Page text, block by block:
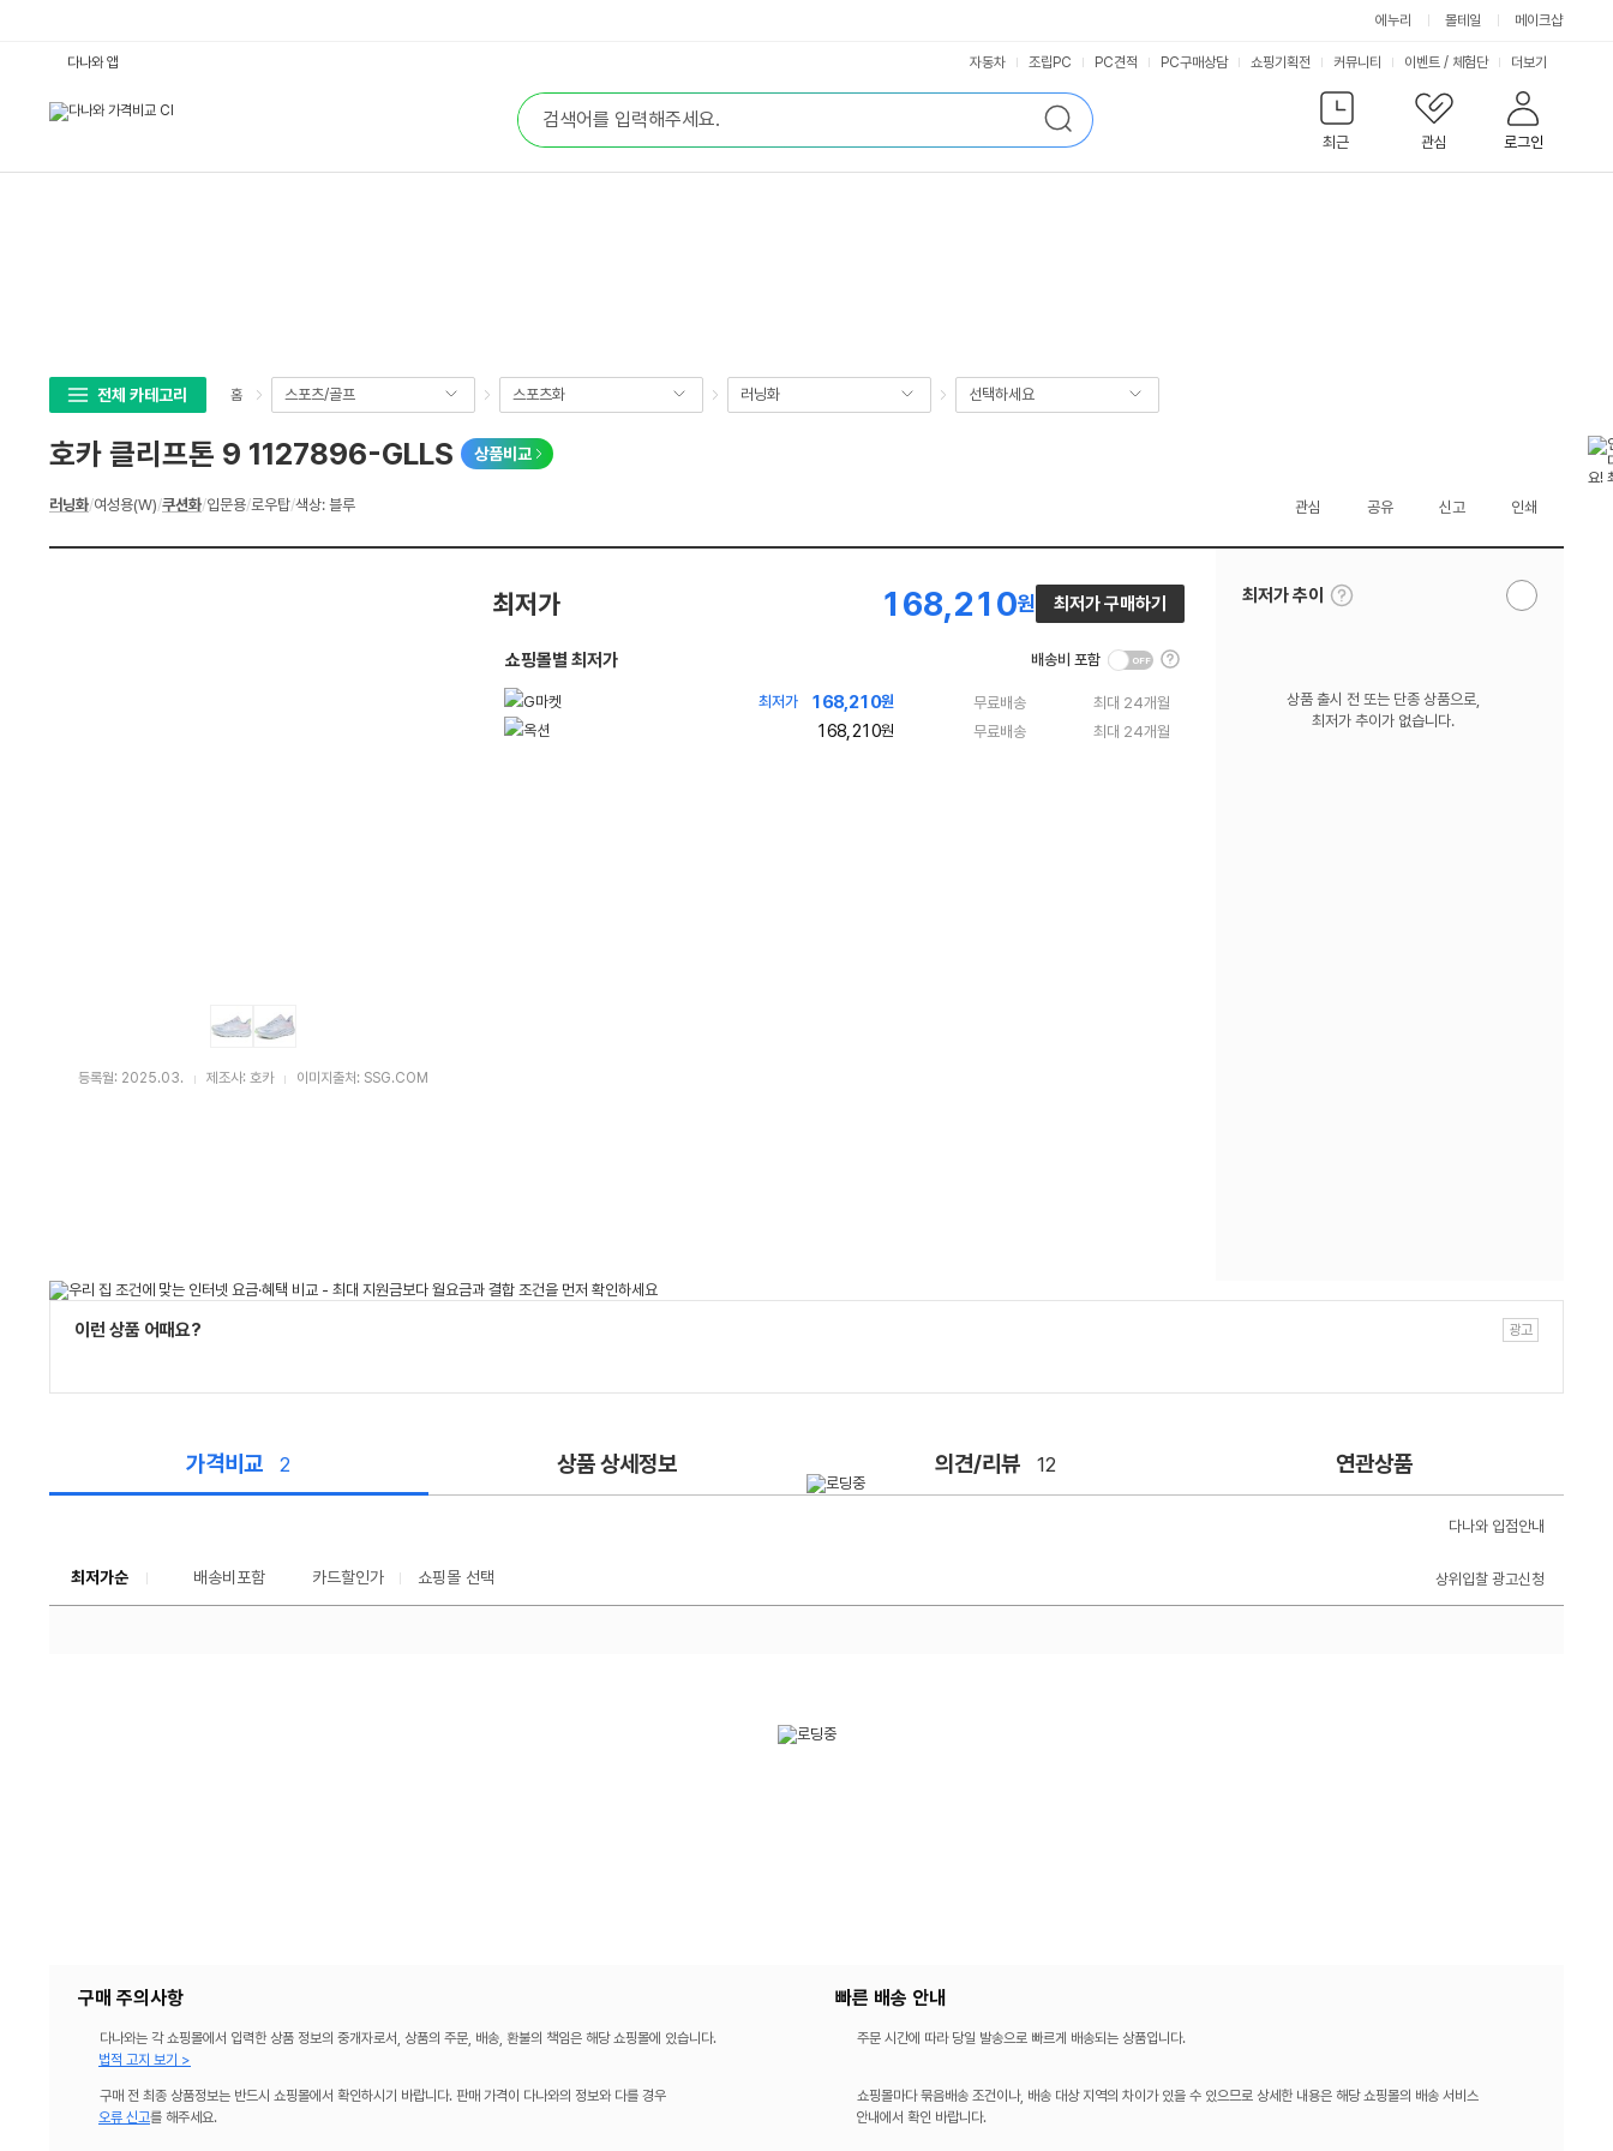
에누리 몰테일
메이크샵
합
검
색
검
색
최근
관심 로그인
다나와 앱 자동차 조립PC PC견적 PC구매상담 쇼핑기획전 커뮤니티 이벤트 / 체험단 서
비
스
더보기
전체 카테고리 홈 스포츠/골프 스포츠화 러닝화 선택하세요
호카 클리프톤 9 1127896-GLLS 상품비교
상
러닝화/여성용(W)/쿠션화/입문용/로우탑/색상: 블루 관심 공유 신고 인쇄
등록월: 2025.03. 제조사: 호카 이미지출처: SSG.COM
최저가 168,210원 최저가 구매하기
쇼핑몰별 최저가 배송비 포함
툴
팁
보
기
최저가 168,210원 무료배송 최대 24개월
168,210원 무료배송 최대 24개월
최저가 추이
툴
팁
알
상품 출시 전 또는 단종 상품으로,
최저가 추이가 없습니다.
이런 상품 어때요?
가격비교 2 상품 상세정보 의견/리뷰 12 연관상품
다나와 입점안내
최저가순 배송비포함 카드할인가 쇼핑몰 선택 상위입찰 광고신청
구매 주의사항
다나와는 각 쇼핑몰에서 입력한 상품 정보의 중개자로서, 상품의 주문, 배송, 환불의 책임은 해당 쇼핑몰에 있습니다.
법적 고지 보기 >
구매 전 최종 상품정보는 반드시 쇼핑몰에서 확인하시기 바랍니다. 판매 가격이 다나와의 정보와 다를 경우
오류 신고를 해주세요.
빠른 배송 안내
주문 시간에 따라 당일 발송으로 빠르게 배송되는 상품입니다.
쇼핑몰마다 묶음배송 조건이나, 배송 대상 지역의 차이가 있을 수 있으므로 상세한 내용은 해당 쇼핑몰의 배송 서비스
안내에서 확인 바랍니다.